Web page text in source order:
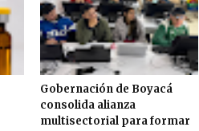
Gobernación de Boyacá
consolida alianza
multisectorial para formar